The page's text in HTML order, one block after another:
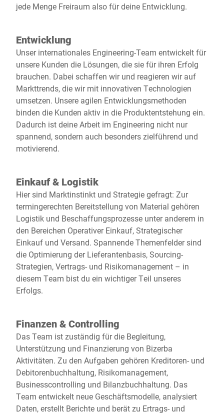
jede Menge Freiraum also für deine Entwicklung.
Entwicklung
Unser internationales Engineering-Team entwickelt für
unsere Kunden die Lösungen, die sie für ihren Erfolg
brauchen. Dabei schaffen wir und reagieren wir auf
Markttrends, die wir mit innovativen Technologien
umsetzen. Unsere agilen Entwicklungsmethoden
binden die Kunden aktiv in die Produktentstehung ein.
Dadurch ist deine Arbeit im Engineering nicht nur
spannend, sondern auch besonders zielführend und
motivierend.
Einkauf & Logistik
Hier sind Marktinstinkt und Strategie gefragt: Zur
termingerechten Bereitstellung von Material gehören
Logistik und Beschaffungsprozesse unter anderem in
den Bereichen Operativer Einkauf, Strategischer
Einkauf und Versand. Spannende Themenfelder sind
die Optimierung der Lieferantenbasis, Sourcing-
Strategien, Vertrags- und Risikomanagement – in
diesem Team bist du ein wichtiger Teil unseres
Erfolgs.
Finanzen & Controlling
Das Team ist zuständig für die Begleitung,
Unterstützung und Finanzierung von Bizerba
Aktivitäten. Zu den Aufgaben gehören Kreditoren- und
Debitorenbuchhaltung, Risikomanagement,
Businesscontrolling und Bilanzbuchhaltung. Das
Team entwickelt neue Geschäftsmodelle, analysiert
Daten, erstellt Berichte und berät zu Ertrags- und